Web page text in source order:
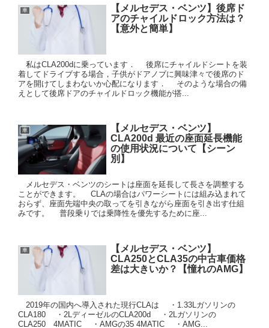
車
【メルセデス・ベンツ】後席ド
アのチャイルドロック方法は？
【意外と簡単】
私はCLA200dに乗っています． 後席にチャイルドシートを装
着してドライブする場合，子供がドアノブに興味津々で後席のド
アを開けてしまわないか心配になります． そのような場合の備
えとして後席ドアのチャイルドロック機能が搭...
車
【メルセデス・ベンツ】
CLA200d 最近の座面延長機能
の使用状況について【シーン
別】
メルセデス・ベンツのシートは座面を延長して長さを調整する
ことができます。 CLAの場合はパワーシートには組み込まれて
おらず、座面先端中央の取ってを引きながら座面を引き出す仕組
みです。 普段乗りでは乗降性を優先するために座...
車
【メルセデス・ベンツ】
CLA250とCLA35の中古車価格
差は大きいか？【憧れのAMG】
2019年の国内へ導入された現行CLAは ・1.33Lガソリンの
CLA180 ・2LディーゼルのCLA200d ・2Lガソリンの
CLA250 4MATIC ・AMGの35 4MATIC ・AMG...